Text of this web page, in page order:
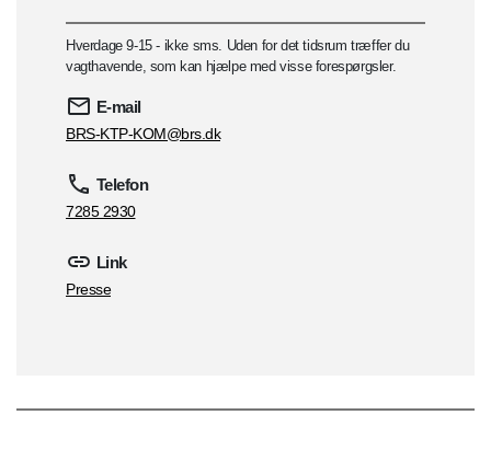
Hverdage 9-15 - ikke sms. Uden for det tidsrum træffer du
vagthavende, som kan hjælpe med visse forespørgsler.
E-mail
BRS-KTP-KOM@brs.dk
Telefon
7285 2930
Link
Presse